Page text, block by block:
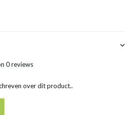
0 reviews
over dit product..